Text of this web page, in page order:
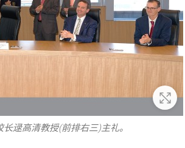
放大
逯高清教授(前排右三)主礼。